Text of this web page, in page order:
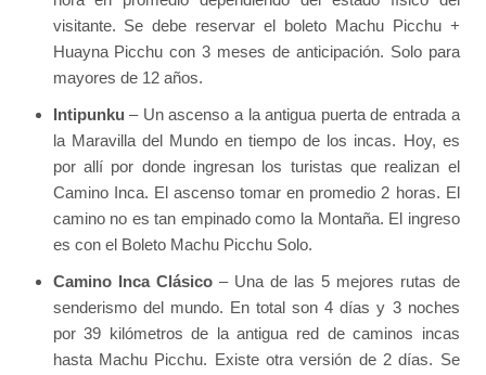
visitante. Se debe reservar el boleto Machu Picchu +
Huayna Picchu con 3 meses de anticipación. Solo para
mayores de 12 años.
Intipunku – Un ascenso a la antigua puerta de entrada a
la Maravilla del Mundo en tiempo de los incas. Hoy, es
por allí por donde ingresan los turistas que realizan el
Camino Inca. El ascenso tomar en promedio 2 horas. El
camino no es tan empinado como la Montaña. El ingreso
es con el Boleto Machu Picchu Solo.
Camino Inca Clásico– Una de las 5 mejores rutas de
senderismo del mundo. En total son 4 días y 3 noches
por 39 kilómetros de la antigua red de caminos incas
hasta Machu Picchu. Existe otra versión de 2 días. Se